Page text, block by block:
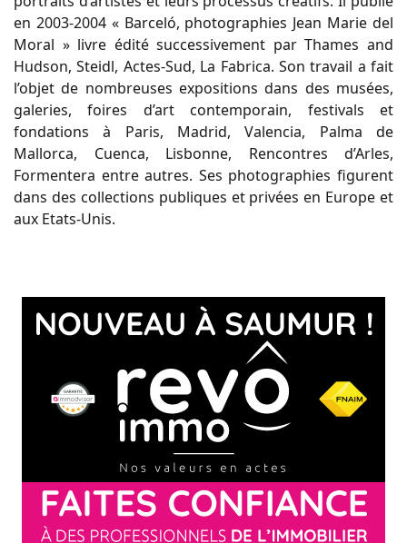
en 2003-2004 « Barceló, photographies Jean Marie del
Moral » livre édité successivement par Thames and
Hudson, Steidl, Actes-Sud, La Fabrica. Son travail a fait
l’objet de nombreuses expositions dans des musées,
galeries, foires d’art contemporain, festivals et
fondations à Paris, Madrid, Valencia, Palma de
Mallorca, Cuenca, Lisbonne, Rencontres d’Arles,
Formentera entre autres. Ses photographies figurent
dans des collections publiques et privées en Europe et
aux Etats-Unis.